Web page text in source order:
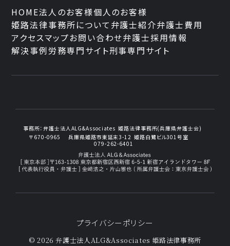
HOME法人のお客様個人のお客様
姫路法律事務所について 弁護士紹介弁護士費用
アクセスマップお問い合わせ弁護士採用情報
解決事例労務専門サイト刑事専門サイト
事務所：弁護士法人ALG&Associates 姫路法律事務所(兵庫県弁護士会)
〒670-0965
兵庫県姫路市東延末3-12 姫路白鷺ビル301号室
079-262-6401
プライバシーポリシー
© 2026 弁護士法人ALG&Associates 姫路法律事務所